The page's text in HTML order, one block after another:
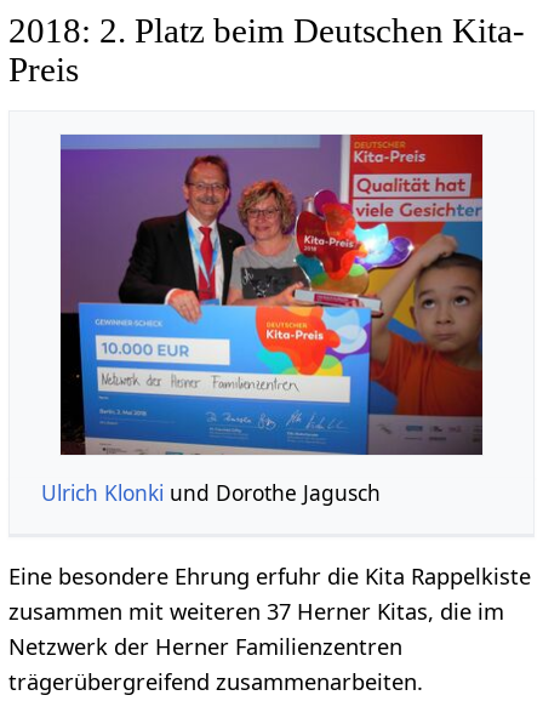
2018: 2. Platz beim Deutschen Kita-
Preis
Ulrich Klonki und Dorothe Jagusch
Eine besondere Ehrung erfuhr die Kita Rappelkiste
zusammen mit weiteren 37 Herner Kitas, die im
Netzwerk der Herner Familienzentren
trägerübergreifend zusammenarbeiten.